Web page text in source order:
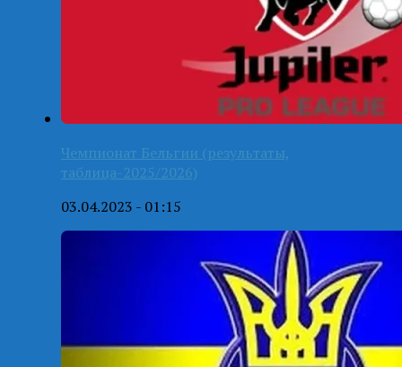
Чемпионат Бельгии (результаты,
таблица-2025/2026)
03.04.2023 - 01:15